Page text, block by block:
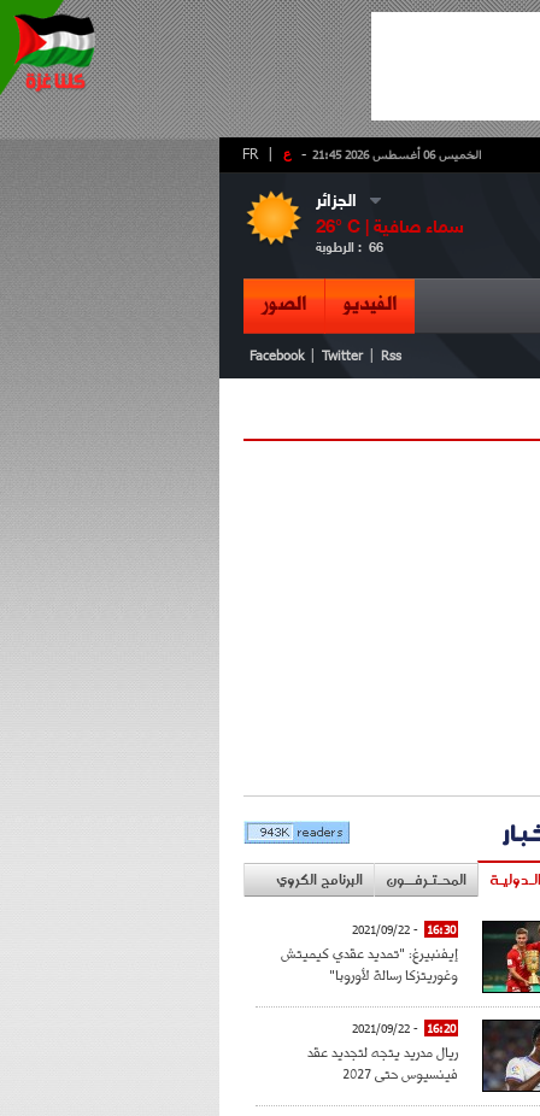
- ع FR الخميس 06 أغسطس 2026 21:45
الجزائر
26° C | سماء صافية
الرطوبة : 66
الفيديو الصور
Facebook Twitter Rss
المحـتـرفــون البرنامج الكروي
16:30
- 2021/09/22
إيفنبيرغ: "تمديد عقدي كيميتش
وغوريتزكا رسالة لأوروبا"
16:20
- 2021/09/22
ريال مدريد يتجه لتجديد عقد
فينسيوس حتى 2027